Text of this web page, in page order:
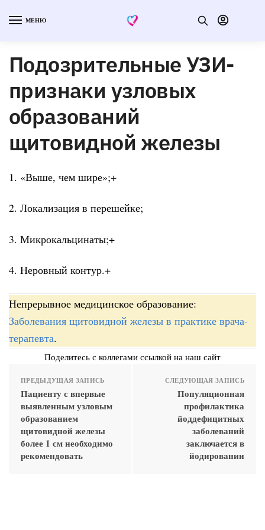
МЕНЮ
Подозрительные УЗИ-
признаки узловых
образований
щитовидной железы
1. «Выше, чем шире»;+
2. Локализация в перешейке;
3. Микрокальцинаты;+
4. Неровный контур.+
Непрерывное медицинское образование:
Заболевания щитовидной железы в практике врача-
терапевта.
Поделитесь с коллегами ссылкой на наш сайт
ПРЕДЫДУЩАЯ ЗАПИСЬ
Пациенту с впервые
выявленным узловым
образованием
щитовидной железы
более 1 см необходимо
рекомендовать
СЛЕДУЮЩАЯ ЗАПИСЬ
Популяционная
профилактика
йоддефицитных
заболеваний
заключается в
йодировании